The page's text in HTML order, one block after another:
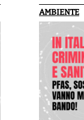
d'Elba
da una
AMBIENTE